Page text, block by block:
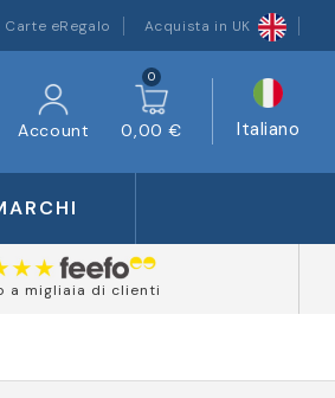
Carte eRegalo Acquista in UK
Account
0
0,00 € Italiano
a migliaia di clienti